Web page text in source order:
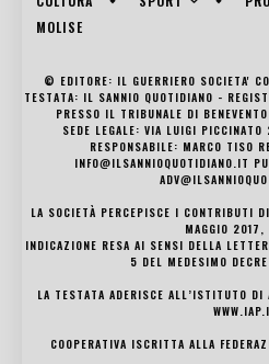
MOLISE
© EDITORE: IL GUERRIERO SOCIETA'
TESTATA: IL SANNIO QUOTIDIANO -
PRESSO IL TRIBUNALE DI
SEDE LEGALE: VIA LUIGI
RESPONSABILE: MARCO TISO
INFO@ILSANNIOQUOTIDIANO.IT
LA SOCIETÀ PERCEPISCE I CONTRIBUTI
MAGGIO
INDICAZIONE RESA AI SENSI DELLA
5 DEL MEDESIMO
LA TESTATA ADERISCE ALL’ISTITUTO
COOPERATIVA ISCRITTA ALLA